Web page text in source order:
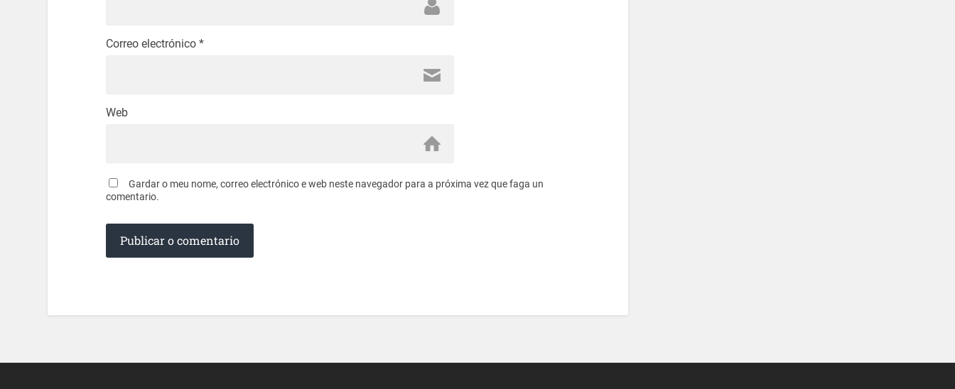
Correo electrónico *
Web
Gardar o meu nome, correo electrónico e web neste navegador para a próxima vez que faga un
comentario.